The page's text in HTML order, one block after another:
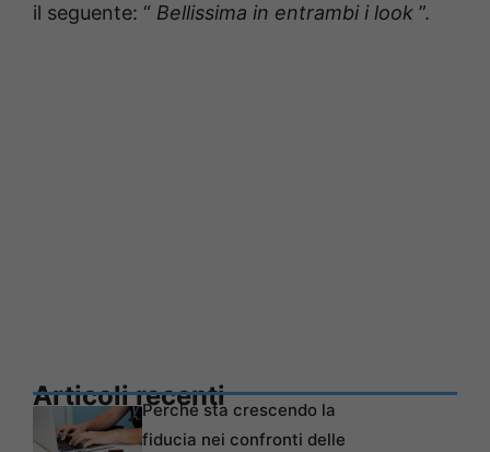
il seguente: “ Bellissima in entrambi i look ”.
Articoli recentiPerché sta crescendo la
fiducia nei confronti delle